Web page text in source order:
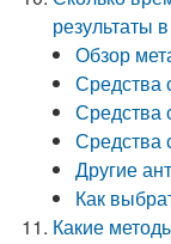
результаты
Обзор
Средства
Средства
Средства
Другие
Как
Какие